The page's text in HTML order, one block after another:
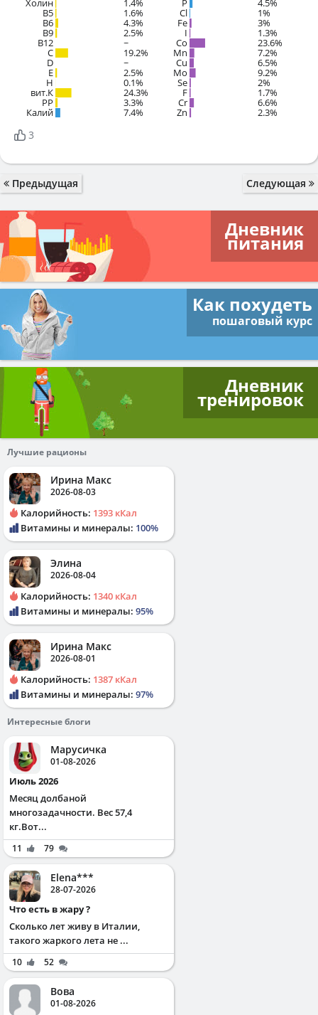
Холин 1.4%
B5 1.6%
B6 4.3%
B9 2.5%
B12 ~
C 19.2%
D ~
E 2.5%
H 0.1%
вит.К 24.3%
PP 3.3%
Калий 7.4%
P 4.5%
Cl 1%
Fe 3%
I 1.3%
Co 23.6%
Mn 7.2%
Cu 6.5%
Mo 9.2%
Se 2%
F 1.7%
Cr 6.6%
Zn 2.3%
3
Предыдущая Следующая
Дневник
питания
Как похудеть
пошаговый курс
Дневник
тренировок
Лучшие рационы
Ирина Макс
2026-08-03
Калорийность: 1393 кКал
Витамины и минералы: 100%
Элина
2026-08-04
Калорийность: 1340 кКал
Витамины и минералы: 95%
Ирина Макс
2026-08-01
Калорийность: 1387 кКал
Витамины и минералы: 97%
Интересные блоги
Марусичка
01-08-2026
Июль 2026
Месяц долбаной
многозадачности. Вес 57,4
кг.Вот...
11 79
Elena***
28-07-2026
Что есть в жару ?
Сколько лет живу в Италии,
такого жаркого лета не ...
10 52
Вова
01-08-2026